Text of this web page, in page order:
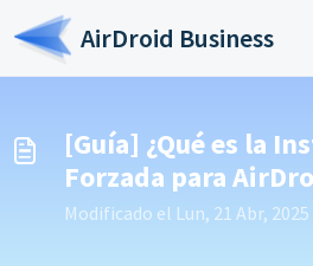
Saltar al contenido principal
AirDroid Business
[Guía] ¿Qué es la
Forzada para
Modificado el Lun, 21 Abr, 2025